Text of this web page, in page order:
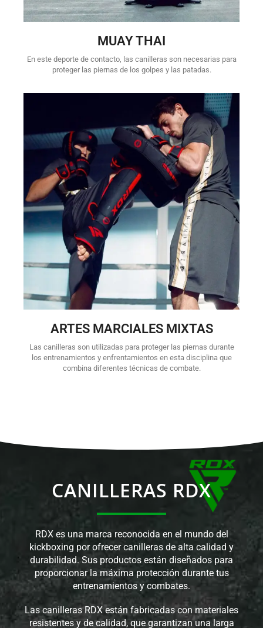
MUAY THAI
En este deporte de contacto, las canilleras son necesarias para
proteger las piernas de los golpes y las patadas.
ARTES MARCIALES MIXTAS
Las canilleras son utilizadas para proteger las piernas durante
los entrenamientos y enfrentamientos en esta disciplina que
combina diferentes técnicas de combate.
CANILLERAS RDX
RDX es una marca reconocida en el mundo del
kickboxing por ofrecer canilleras de alta calidad y
durabilidad. Sus productos están diseñados para
proporcionar la máxima protección durante tus
entrenamientos y combates.
Las canilleras RDX están fabricadas con materiales
resistentes y de calidad, que garantizan una larga